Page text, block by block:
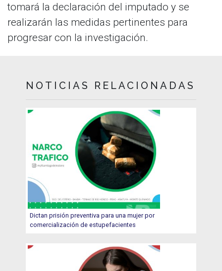
tomará la declaración del imputado y se
realizarán las medidas pertinentes para
progresar con la investigación.
NOTICIAS RELACIONADAS
Dictan prisión preventiva para una mujer por
comercialización de estupefacientes